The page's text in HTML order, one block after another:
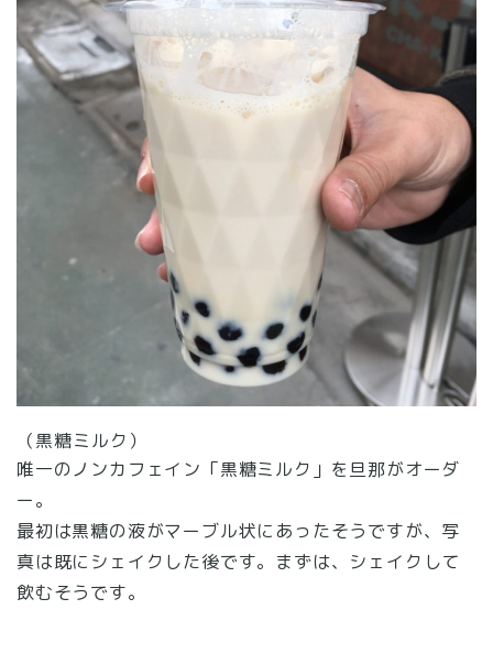
（黒糖ミルク）
唯一のノンカフェイン「黒糖ミルク」を旦那がオーダ
ー。
最初は黒糖の液がマーブル状にあったそうですが、写
真は既にシェイクした後です。まずは、シェイクして
飲むそうです。